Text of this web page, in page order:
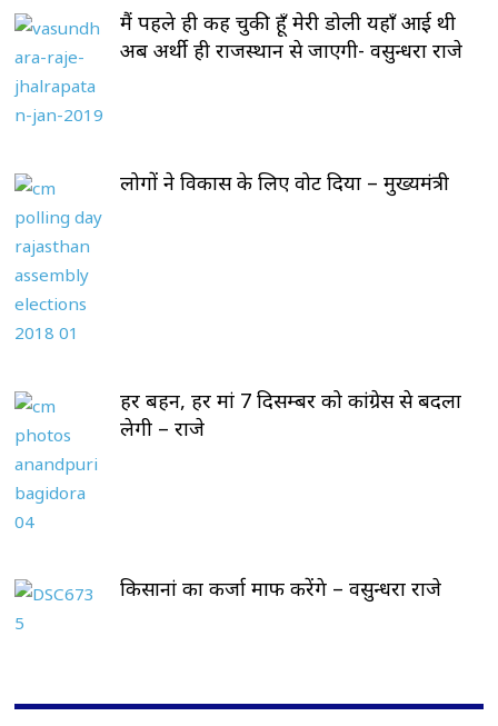
मैं पहले ही कह चुकी हूँ मेरी डोली यहाँ आई थी
अब अर्थी ही राजस्थान से जाएगी- वसुन्धरा राजे
लोगों ने विकास के लिए वोट दिया – मुख्यमंत्री
हर बहन, हर मां 7 दिसम्बर को कांग्रेस से बदला
लेगी – राजे
किसानां का कर्जा माफ करेंगे – वसुन्धरा राजे